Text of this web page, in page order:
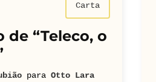
Carta
de “Teleco, o
para Otto Lara